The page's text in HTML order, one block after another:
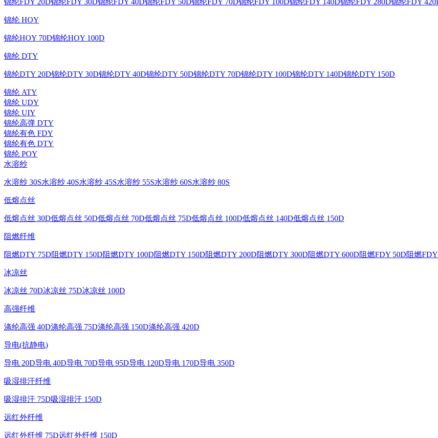
锦纶FDY 20D锦纶FDY 30D锦纶FDY 40D锦纶FDY 50D锦纶FDY 70D锦纶FDY 100D锦纶FDY 140D锦纶FDY 280D锦纶FDY
锦纶 HOY
锦纶HOY 70D锦纶HOY 100D
锦纶 DTY
锦纶DTY 20D锦纶DTY 30D锦纶DTY 40D锦纶DTY 50D锦纶DTY 70D锦纶DTY 100D锦纶DTY 140D锦纶DTY 150D
锦纶 ATY
锦纶 UDY
锦纶 UIY
锦纶高弹 DTY
锦纶有色 FDY
锦纶有色 DTY
锦纶 POY
水溶纱
水溶纱 30S水溶纱 40S水溶纱 45S水溶纱 55S水溶纱 60S水溶纱 80S
低熔点丝
低熔点丝 30D低熔点丝 50D低熔点丝 70D低熔点丝 75D低熔点丝 100D低熔点丝 140D低熔点丝 150D
阻燃纤维
阻燃DTY 75D阻燃DTY 150D阻燃DTY 100D阻燃DTY 150D阻燃DTY 200D阻燃DTY 300D阻燃DTY 600D阻燃FDY 50D阻燃
冰凉丝
冰凉丝 70D冰凉丝 75D冰凉丝 100D
高强纤维
涤纶高强 40D涤纶高强 75D涤纶高强 150D涤纶高强 420D
导电(抗静电)
导电 20D导电 40D导电 70D导电 95D导电 120D导电 170D导电 350D
吸湿排汗纤维
吸湿排汗 75D吸湿排汗 150D
远红外纤维
远红外纤维 75D远红外纤维 150D